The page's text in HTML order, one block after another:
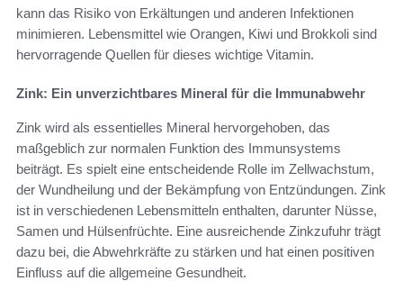
kann das Risiko von Erkältungen und anderen Infektionen
minimieren. Lebensmittel wie Orangen, Kiwi und Brokkoli sind
hervorragende Quellen für dieses wichtige Vitamin.
Zink: Ein unverzichtbares Mineral für die Immunabwehr
Zink wird als essentielles Mineral hervorgehoben, das
maßgeblich zur normalen Funktion des Immunsystems
beiträgt. Es spielt eine entscheidende Rolle im Zellwachstum,
der Wundheilung und der Bekämpfung von Entzündungen. Zink
ist in verschiedenen Lebensmitteln enthalten, darunter Nüsse,
Samen und Hülsenfrüchte. Eine ausreichende Zinkzufuhr trägt
dazu bei, die Abwehrkräfte zu stärken und hat einen positiven
Einfluss auf die allgemeine Gesundheit.